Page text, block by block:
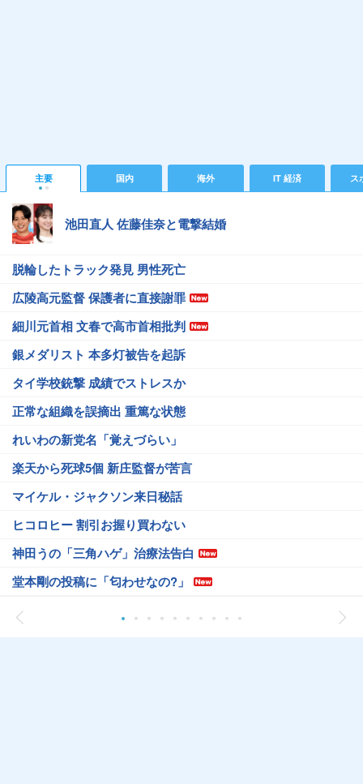
主要 国内 海外 IT 経済 ス
池田直人 佐藤佳奈と電撃結婚
脱輪したトラック発見 男性死亡
広陵高元監督 保護者に直接謝罪
細川元首相 文春で高市首相批判
銀メダリスト 本多灯被告を起訴
タイ学校銃撃 成績でストレスか
正常な組織を誤摘出 重篤な状態
れいわの新党名「覚えづらい」
楽天から死球5個 新庄監督が苦言
マイケル・ジャクソン来日秘話
ヒコロヒー 割引お握り買わない
神田うの「三角ハゲ」治療法告白
堂本剛の投稿に「匂わせなの?」